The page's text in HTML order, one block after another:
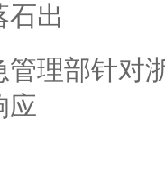
石出
管理部针对
应